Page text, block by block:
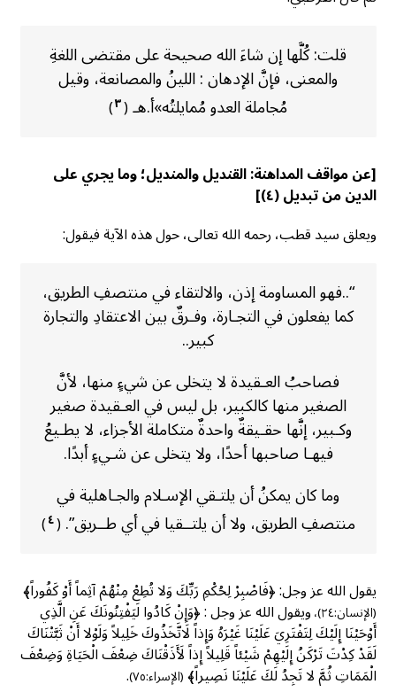
قلت: كُلَّها إن شاءَ الله صحيحة على مقتضى اللغةِ
والمعنى، فإنَّ الإدهان : اللينُ والمصانعة، وقيل
مُجاملة العدو مُمايلتُه»أ.هـ(٣)
[عن مواقف المداهنة:القنديل والمنديل؛ وما يجري على
الدين من تبديل (٤) ]
ويعلق سيد قطب، رحمه الله تعالى، حول هذه الآية فيقول:
“..فهو المساومة إذن، والالتقاء في منتصفِ الطريق،
كما يفعلون في التجـارة، وفـرقٌ بين الاعتقادِ والتجارة
كبير..
فصاحبُ العـقيدة لا يتخلى عن شيءٍ منها، لأنَّ
الصغير منها كالكبير، بل ليس في العـقيدة صغير
وكـبير، إنَّها حقـيقةٌ واحدةٌ متكاملة الأجزاء، لا يطـيعُ
فيهـا صاحبها أحدًا، ولا يتخلى عن شـيءٍ أبدًا.
وما كان يمكنُ أن يلتـقي الإسـلام والجـاهلية في
منتصفِ الطريق، ولا أن يلتــقيا في أي طــريق”.(٤)
يقول الله عز وجل: ﴿فَاصْبِرْ لِحُكْمِ رَبِّكَ وَلا تُطِعْ مِنْهُمْ آثِماً أَوْ كَفُوراً﴾
(الإنسان:٢٤)، ويقول الله عز وجل : ﴿وَإِنْ كَادُوا لَيَفْتِنُونَكَ عَنِ الَّذِي
أَوْحَيْنَا إِلَيْكَ لِتَفْتَرِيَ عَلَيْنَا غَيْرَهُ وَإِذاً لَاتَّخَذُوكَ خَلِيلاً وَلَوْلا أَنْ ثَبَّتْنَاكَ
لَقَدْ كِدْتَ تَرْكَنُ إِلَيْهِمْ شَيْئاً قَلِيلاً إِذاً لَأَذَقْنَاكَ ضِعْفَ الْحَيَاةِ وَضِعْفَ
الْمَمَاتِ ثُمَّ لا تَجِدُ لَكَ عَلَيْنَا نَصِيراً﴾(الإسراء:٧٥)
.